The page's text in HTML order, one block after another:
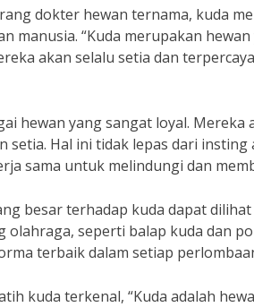
dokter hewan ternama, kuda
manusia. “Kuda merupakan
akan selalu setia dan
hewan yang sangat loyal. Mereka
setia. Hal ini tidak lepas dari
sama untuk melindungi dan
besar terhadap kuda dapat
olahraga, seperti balap kuda dan
terbaik dalam setiap
kuda terkenal, “Kuda adalah